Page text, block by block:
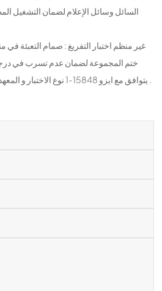
السائل وسائل الإعلام لضمان
ختم المجموعة لضمان عدم تسرب في
يتوافق مع ايزو 15848-1 نوع الاختبار و المعهد 641 غير منظم اختبار الانبعاثات .